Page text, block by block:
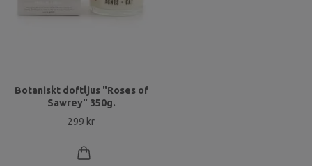
Botaniskt doftljus "Roses of
Sawrey" 350g.
299 kr